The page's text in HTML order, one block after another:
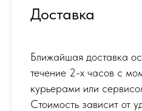
Доставка
Ближайшая доставка
течение 2-х часов с
курьерами или
Стоимость зависит от